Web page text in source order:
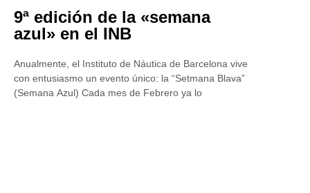
9ª edición de la «semana
azul» en el INB
Anualmente, el Instituto de Náutica de Barcelona vive
con entusiasmo un evento único: la “Setmana Blava”
(Semana Azul) Cada mes de Febrero ya lo